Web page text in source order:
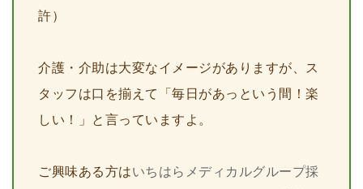
許）
介護・介助は大変なイメージがありますが、ス
タッフは口を揃えて「毎日があっという間！楽
しい！」と言っていますよ。
ご興味ある方はいちはらメディカルグループ採